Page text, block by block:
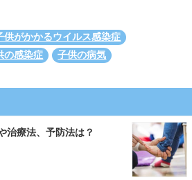
供がかかるウイルス感染症
の感染症
子供の病気
治療法、予防法は？